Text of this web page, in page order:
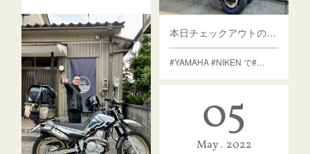
本日チェックアウトのゲスト様
#YAMAHA #NIKEN で#…
05
May 2022